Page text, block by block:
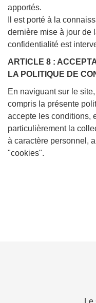
apportés.
Il est porté à la
dernière mise à jour de
confidentialité est
ARTICLE 8 :
LA POLITIQUE DE
En naviguant sur le
compris la présente
accepte les conditions,
particulièrement la
à caractère personnel,
"cookies".